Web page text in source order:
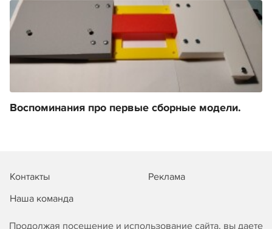
Продолжая посещение и использование сайта, вы даете
Воспоминания про первые сборные модели.
Контакты
Реклама
Наша команда